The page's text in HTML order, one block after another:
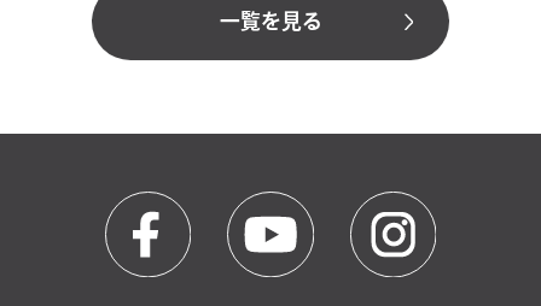
一覧を見る